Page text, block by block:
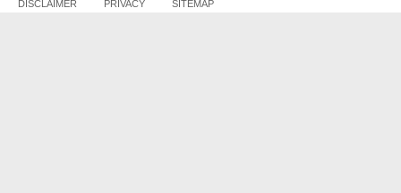
DISCLAIMER PRIVACY SITEMAP